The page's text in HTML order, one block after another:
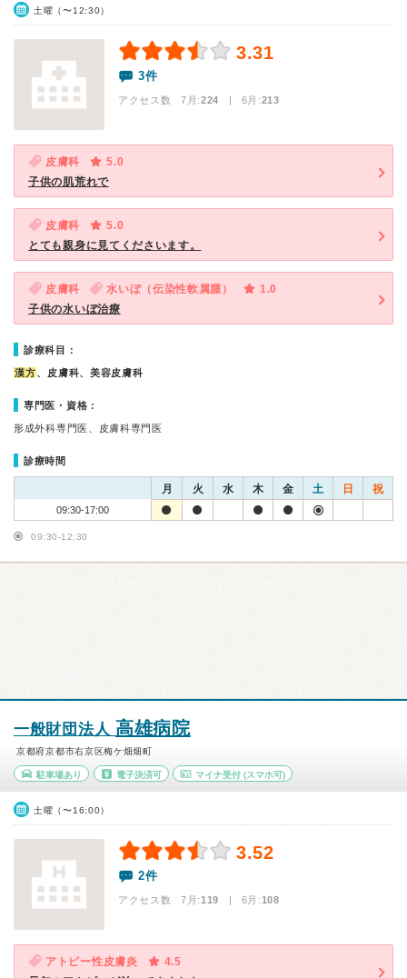
土曜（〜12:30）
3.31
3件
アクセス数 7月:224 | 6月:213
皮膚科
5.0
子供の肌荒れで
皮膚科
5.0
とても親身に見てくださいます。
皮膚科 水いぼ（伝染性軟属腫）
1.0
子供の水いぼ治療
診療科目：
漢方、皮膚科、美容皮膚科
専門医・資格：
形成外科専門医、皮膚科専門医
診療時間
月 火 水 木 金 土 日 祝
09:30-17:00
09:30-12:30
一般財団法人 高雄病院
京都府京都市右京区梅ケ畑畑町
駐車場あり 電子決済可 マイナ受付 (スマホ可)
土曜（〜16:00）
3.52
2件
アクセス数 7月:119 | 6月:108
アトピー性皮膚炎
4.5